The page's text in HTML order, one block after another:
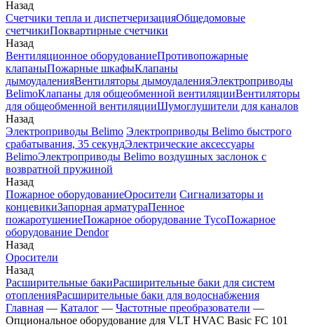
Назад
Счетчики тепла и диспетчеризацияОбщедомовые
счетчикиПоквартирные счетчики
Назад
Вентиляционное оборудованиеПротивопожарные
клапаныПожарные шкафыКлапаны
дымоудаленияВентиляторы дымоудаленияЭлектроприводы
BelimoКлапаны для общеобменной вентиляцииВентиляторы
для общеобменной вентиляцииШумоглушители для каналов
Назад
Электроприводы Belimo Электроприводы Belimo быстрого
срабатывания, 35 секундЭлектрические аксессуары
BelimoЭлектроприводы Belimo воздушных заслонок c
возвратной пружиной
Назад
Пожарное оборудованиеОросители Сигнализаторы и
концевикиЗапорная арматураПенное
пожаротушениеПожарное оборудование TycoПожарное
оборудование Dendor
Назад
Оросители
Назад
Расширительные бакиРасширительные баки для систем
отопленияРасширительные баки для водоснабжения
Главная — Каталог — Частотные преобразователи —
Опциональное оборудование для VLT HVAC Basic FC 101